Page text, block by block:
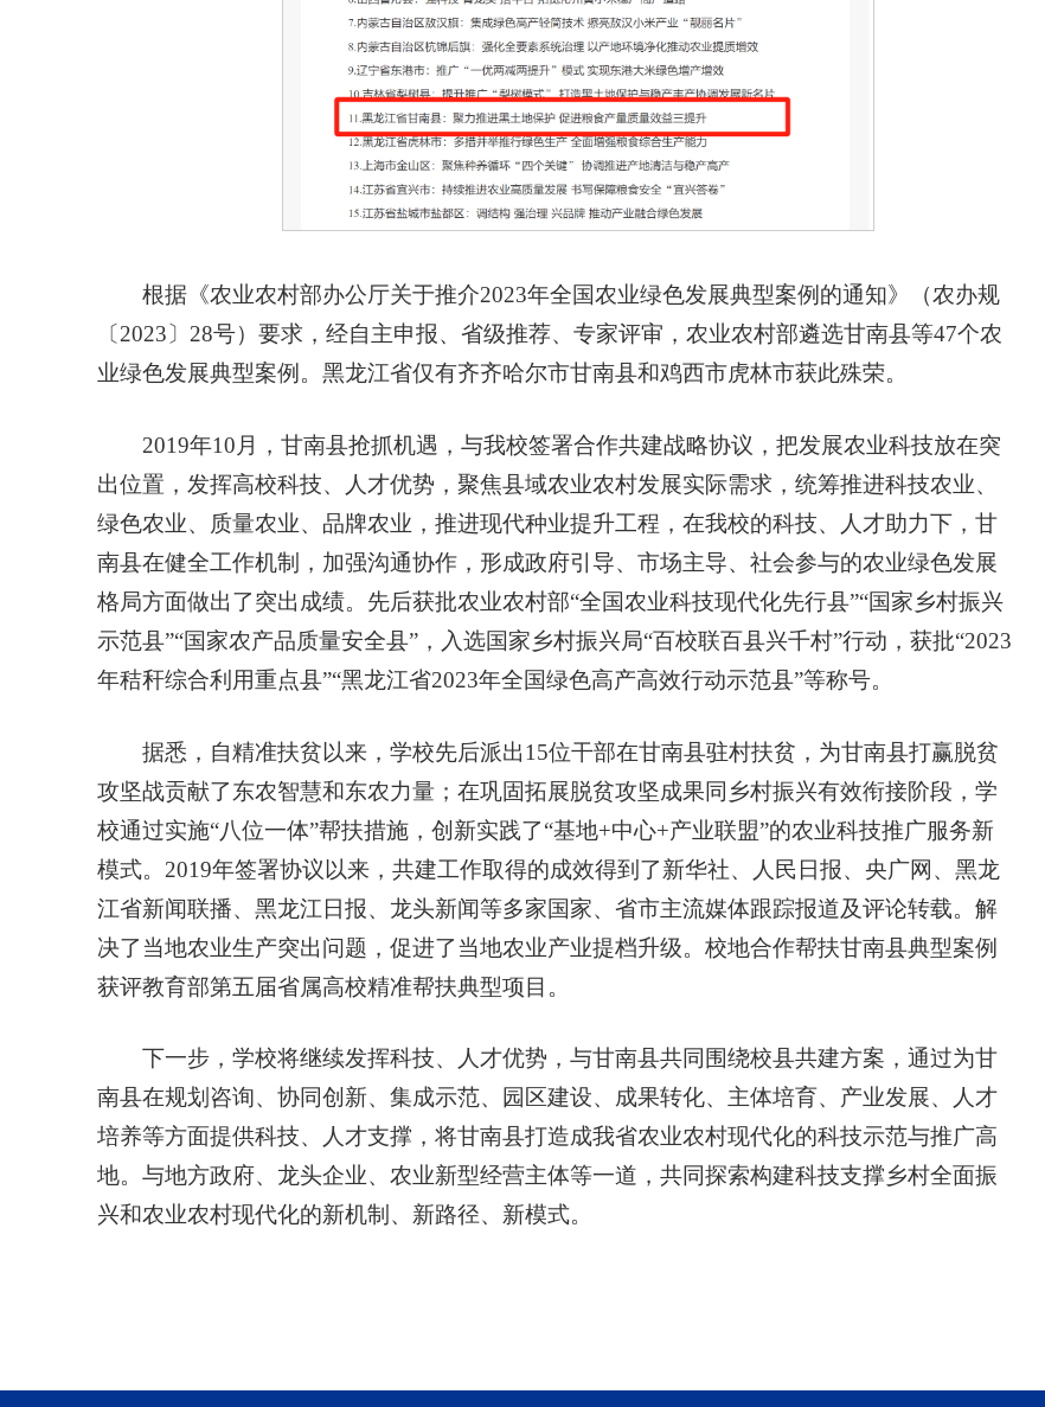
根据《农业农村部办公厅关于推介2023年全国农业绿色发展典型案例的通知》（农办规
〔2023〕28号）要求，经自主申报、省级推荐、专家评审，农业农村部遴选甘南县等47个农
业绿色发展典型案例。黑龙江省仅有齐齐哈尔市甘南县和鸡西市虎林市获此殊荣。
2019年10月，甘南县抢抓机遇，与我校签署合作共建战略协议，把发展农业科技放在突
出位置，发挥高校科技、人才优势，聚焦县域农业农村发展实际需求，统筹推进科技农业、
绿色农业、质量农业、品牌农业，推进现代种业提升工程，在我校的科技、人才助力下，甘
南县在健全工作机制，加强沟通协作，形成政府引导、市场主导、社会参与的农业绿色发展
格局方面做出了突出成绩。先后获批农业农村部“全国农业科技现代化先行县”“国家乡村振兴
示范县”“国家农产品质量安全县”，入选国家乡村振兴局“百校联百县兴千村”行动，获批“2023
年秸秆综合利用重点县”“黑龙江省2023年全国绿色高产高效行动示范县”等称号。
据悉，自精准扶贫以来，学校先后派出15位干部在甘南县驻村扶贫，为甘南县打赢脱贫
攻坚战贡献了东农智慧和东农力量；在巩固拓展脱贫攻坚成果同乡村振兴有效衔接阶段，学
校通过实施“八位一体”帮扶措施，创新实践了“基地+中心+产业联盟”的农业科技推广服务新
模式。2019年签署协议以来，共建工作取得的成效得到了新华社、人民日报、央广网、黑龙
江省新闻联播、黑龙江日报、龙头新闻等多家国家、省市主流媒体跟踪报道及评论转载。解
决了当地农业生产突出问题，促进了当地农业产业提档升级。校地合作帮扶甘南县典型案例
获评教育部第五届省属高校精准帮扶典型项目。
下一步，学校将继续发挥科技、人才优势，与甘南县共同围绕校县共建方案，通过为甘
南县在规划咨询、协同创新、集成示范、园区建设、成果转化、主体培育、产业发展、人才
培养等方面提供科技、人才支撑，将甘南县打造成我省农业农村现代化的科技示范与推广高
地。与地方政府、龙头企业、农业新型经营主体等一道，共同探索构建科技支撑乡村全面振
兴和农业农村现代化的新机制、新路径、新模式。